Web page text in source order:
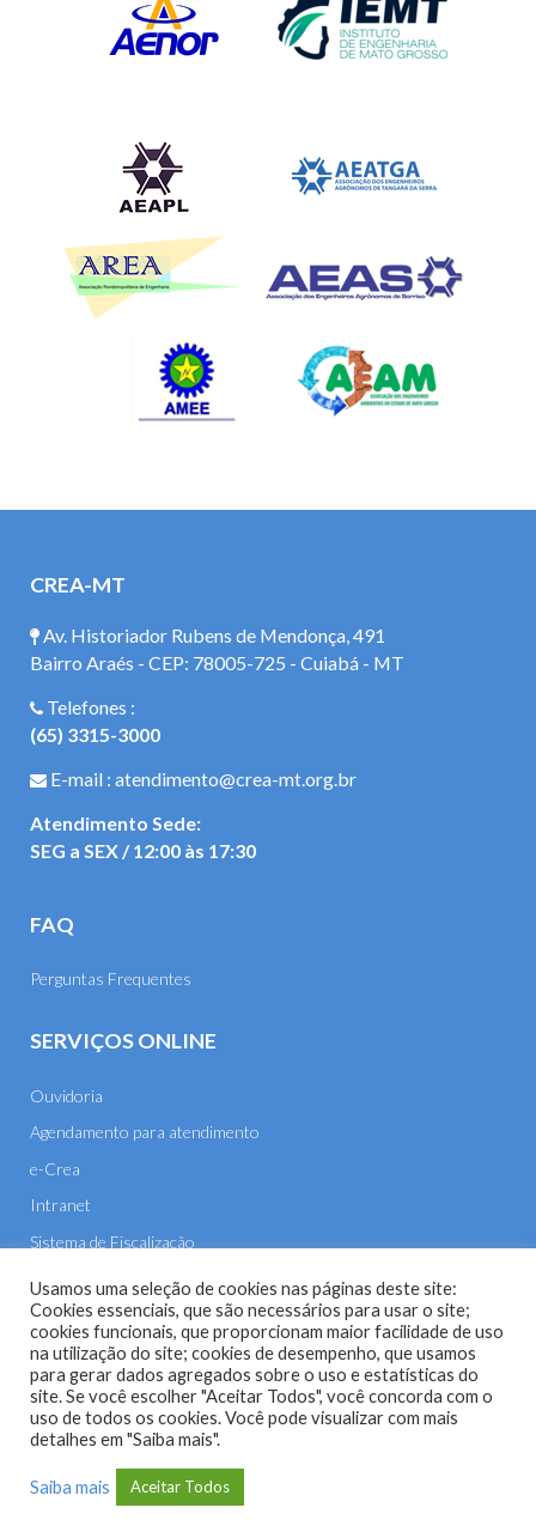
CREA-MT
Av. Historiador Rubens de Mendonça, 491
Bairro Araés - CEP: 78005-725 - Cuiabá - MT
Telefones :
(65) 3315-3000
E-mail : atendimento@crea-mt.org.br
Atendimento Sede:
SEG a SEX / 12:00 às 17:30
FAQ
Perguntas Frequentes
SERVIÇOS ONLINE
Ouvidoria
Agendamento para atendimento
e-Crea
Intranet
Sistema de Fiscalização
E-mail
Site do Conselho Regional de Engenharia e Agronomia de
Desenvolvido com oCMS
Usamos uma seleção de cookies nas páginas deste site:
Cookies essenciais, que são necessários para usar o site;
cookies funcionais, que proporcionam maior facilidade de uso
na utilização do site; cookies de desempenho, que usamos
para gerar dados agregados sobre o uso e estatísticas do
site. Se você escolher "Aceitar Todos", você concorda com o
uso de todos os cookies. Você pode visualizar com mais
detalhes em "Saiba mais".
Saiba mais Aceitar Todos